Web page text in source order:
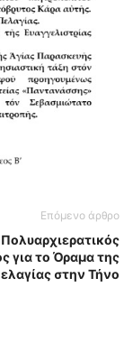
Επόμενο άρθρο
Πολυαρχιερατικός
για το Όραμα της
στην Τήνο